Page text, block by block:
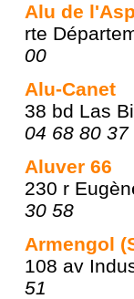
Alu de
rte
00
Alu-Canet
38 bd Las
04 68 80 37
Aluver 66
230 r
30 58
Armengol
108 av
51